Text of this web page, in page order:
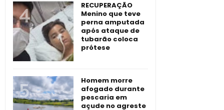
RECUPERAÇÃO
Menino que teve
perna amputada
após ataque de
tubarão coloca
prótese
Homem morre
afogado durante
pescaria em
açude no agreste